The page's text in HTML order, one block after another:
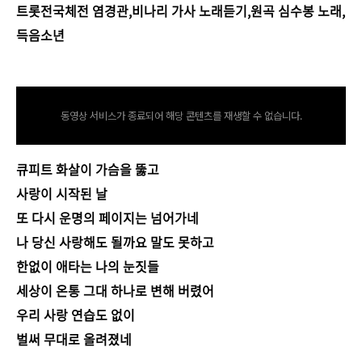
트롯전국체전 염경관,비나리 가사 노래듣기,원곡 심수봉 노래,
득음소년
동영상 서비스가 종료되어 해당 콘텐츠를 재생할 수 없습니다.
큐피트 화살이 가슴을 뚫고
사랑이 시작된 날
또 다시 운명의 페이지는 넘어가네
나 당신 사랑해도 될까요 말도 못하고
한없이 애타는 나의 눈짓들
세상이 온통 그대 하나로 변해 버렸어
우리 사랑 연습도 없이
벌써 무대로 올려졌네